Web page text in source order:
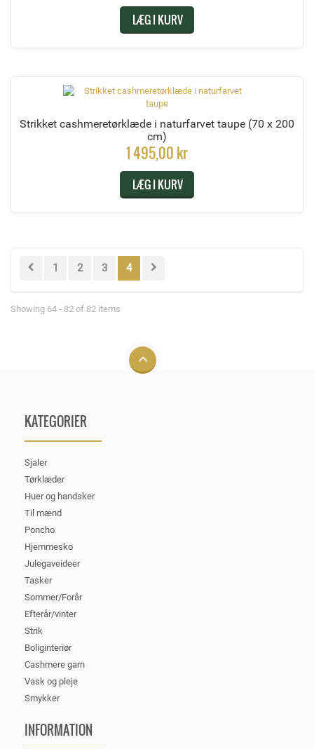
LÆG I KURV
Strikket cashmeretørklæde i naturfarvet taupe (70 x 200
cm)
1 495,00 kr
LÆG I KURV
1 2 3 4
Showing 64 - 82 of 82 items
KATEGORIER
Sjaler
Tørklæder
Huer og handsker
Til mænd
Poncho
Hjemmesko
Julegaveideer
Tasker
Sommer/Forår
Efterår/vinter
Strik
Boliginteriør
Cashmere garn
Vask og pleje
Smykker
INFORMATION